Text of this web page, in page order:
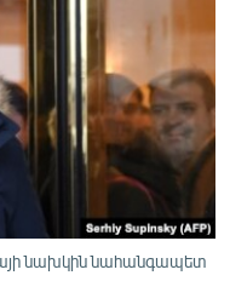
նախկին նահանգապետ